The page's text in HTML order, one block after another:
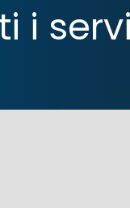
i